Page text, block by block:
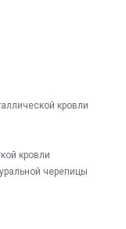
кровли
кровли
черепицы